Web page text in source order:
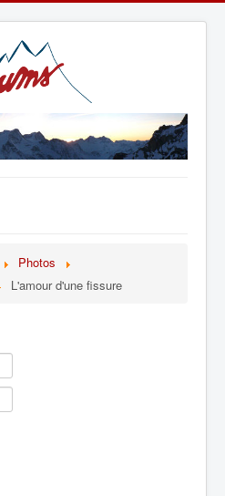
Photos
L'amour d'une fissure